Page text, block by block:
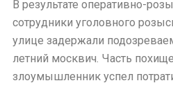
В результате оперативно-
сотрудники уголовного
улице задержали
летний москвич. Часть
злоумышленник успел